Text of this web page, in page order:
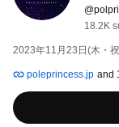
18.2K
2023年11月23日(木・
poleprincess.jp and